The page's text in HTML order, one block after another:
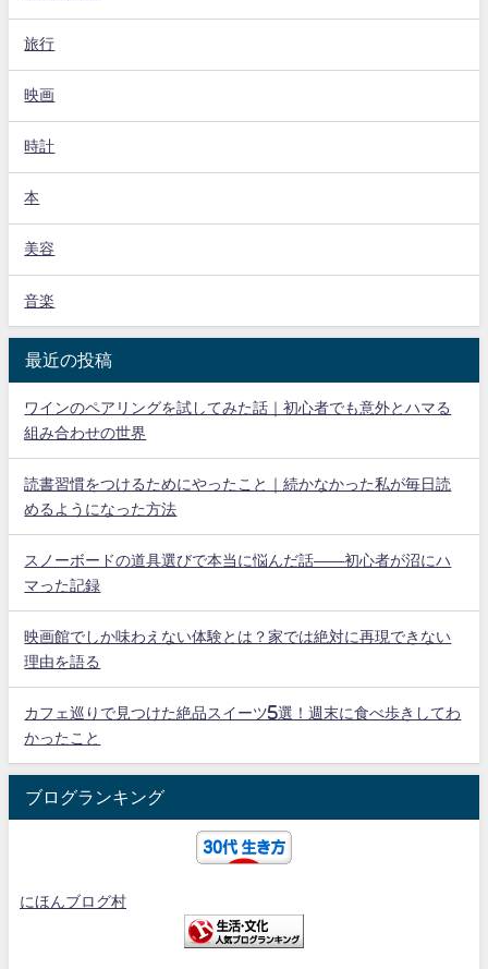
旅行
映画
時計
本
美容
音楽
最近の投稿
ワインのペアリングを試してみた話｜初心者でも意外とハマる
組み合わせの世界
読書習慣をつけるためにやったこと｜続かなかった私が毎日読
めるようになった方法
スノーボードの道具選びで本当に悩んだ話——初心者が沼にハ
マった記録
映画館でしか味わえない体験とは？家では絶対に再現できない
理由を語る
カフェ巡りで見つけた絶品スイーツ5選！週末に食べ歩きしてわ
かったこと
ブログランキング
にほんブログ村